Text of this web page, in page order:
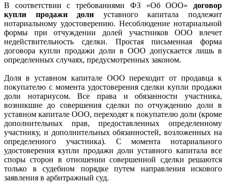
В соответствии с требованиями ФЗ «Об ООО» договор
купли продажи доли уставного капитала подлежит
нотариальному удостоверению. Несоблюдение нотариальной
формы при отчуждении долей участников ООО влечет
недействительность сделки. Простая письменная форма
договора купли продажи доли в ООО допускается лишь в
определенных случаях, предусмотренных законом.
Доля в уставном капитале ООО переходит от продавца к
покупателю с момента удостоверения сделки купли продажи
доли нотариусом. Все права и обязанности участника,
возникшие до совершения сделки по отчуждению доли в
уставном капитале ООО, переходят к покупателю доли (кроме
дополнительных прав, предоставленных определенному
участнику, и дополнительных обязанностей, возложенных на
определенного участника). С момента нотариального
удостоверения купли продажи доли уставного капитала все
споры сторон в отношении совершенной сделки решаются
только в судебном порядке путем направления искового
заявления в арбитражный суд.